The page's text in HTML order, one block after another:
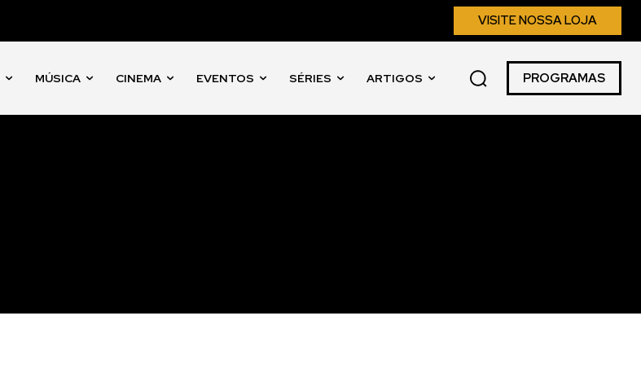
VISITE NOSSA LOJA
MÚSICA CINEMA EVENTOS SÉRIES ARTIGOS PROGRAMAS